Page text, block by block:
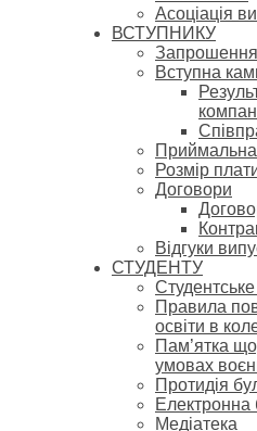
Асоціація
ВСТУПНИКУ
Вступна
Приймальна
Розмір
Договори
Відгуки
СТУДЕНТУ
Правила
освіти в
Пам’ятка
умовах
Протидія
Електронна
Медіатека